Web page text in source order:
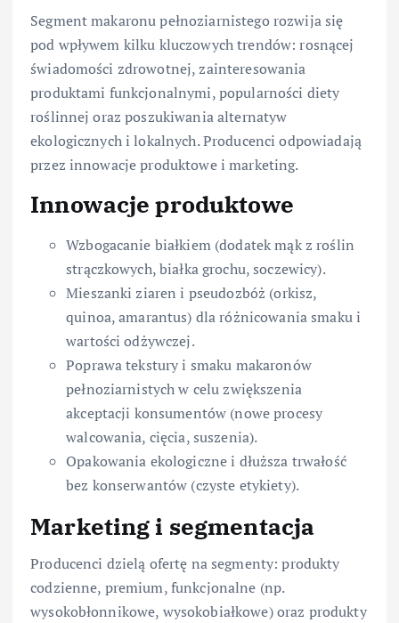
Segment makaronu pełnoziarnistego rozwija się
pod wpływem kilku kluczowych trendów: rosnącej
świadomości zdrowotnej, zainteresowania
produktami funkcjonalnymi, popularności diety
roślinnej oraz poszukiwania alternatyw
ekologicznych i lokalnych. Producenci odpowiadają
przez innowacje produktowe i marketing.
Innowacje produktowe
Wzbogacanie białkiem (dodatek mąk z roślin
strączkowych, białka grochu, soczewicy).
Mieszanki ziaren i pseudozbóż (orkisz,
quinoa, amarantus) dla różnicowania smaku i
wartości odżywczej.
Poprawa tekstury i smaku makaronów
pełnoziarnistych w celu zwiększenia
akceptacji konsumentów (nowe procesy
walcowania, cięcia, suszenia).
Opakowania ekologiczne i dłuższa trwałość
bez konserwantów (czyste etykiety).
Marketing i segmentacja
Producenci dzielą ofertę na segmenty: produkty
codzienne, premium, funkcjonalne (np.
wysokobłonnikowe, wysokobiałkowe) oraz produkty